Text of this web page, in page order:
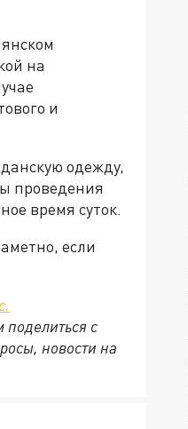
на
и
одежду,
проведения
время суток.
если
поделиться с
новости на